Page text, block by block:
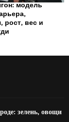
модель
рост, вес и
зелень, овощи